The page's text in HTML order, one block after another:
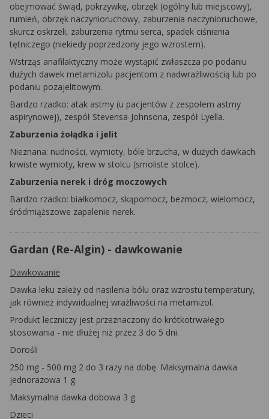
obejmować świąd, pokrzywkę, obrzęk (ogólny lub miejscowy),
rumień, obrzęk naczynioruchowy, zaburzenia naczynioruchowe,
skurcz oskrzeli, zaburzenia rytmu serca, spadek ciśnienia
tętniczego (niekiedy poprzedzony jego wzrostem).
Wstrząs anafilaktyczny może wystąpić zwłaszcza po podaniu
dużych dawek metamizolu pacjentom z nadwrażliwością lub po
podaniu pozajelitowym.
Bardzo rzadko: atak astmy (u pacjentów z zespołem astmy
aspirynowej), zespół Stevensa-Johnsona, zespół Lyella.
Zaburzenia żołądka i jelit
Nieznana: nudności, wymioty, bóle brzucha, w dużych dawkach
krwiste wymioty, krew w stolcu (smoliste stolce).
Zaburzenia nerek i dróg moczowych
Bardzo rzadko: białkomocz, skąpomocz, bezmocz, wielomocz,
śródmiąższowe zapalenie nerek.
Gardan (Re-Algin) - dawkowanie
Dawkowanie
Dawka leku zależy od nasilenia bólu oraz wzrostu temperatury,
jak również indywidualnej wrażliwości na metamizol.
Produkt leczniczy jest przeznaczony do krótkotrwałego
stosowania - nie dłużej niż przez 3 do 5 dni.
Dorośli
250 mg - 500 mg 2 do 3 razy na dobę. Maksymalna dawka
jednorazowa 1 g.
Maksymalna dawka dobowa 3 g.
Dzieci